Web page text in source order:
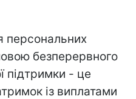
персональних
безперервного
підтримки - це
із виплатами